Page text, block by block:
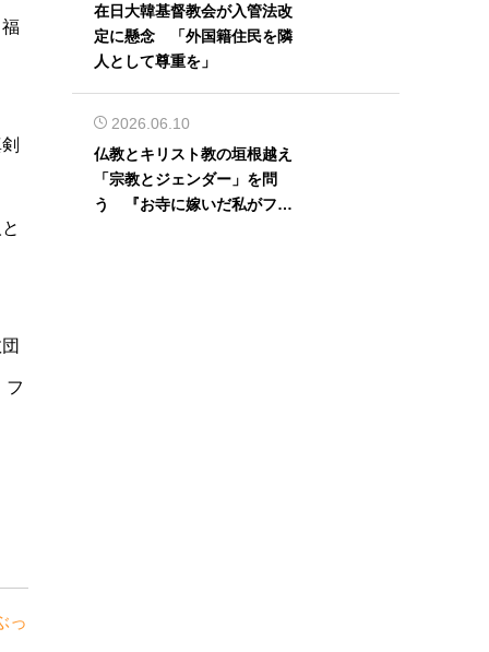
フ
っ
在日大韓基督教会が入管法改
定に懸念 「外国籍住民を隣
人として尊重を」
2026.06.10
仏教とキリスト教の垣根越え
「宗教とジェンダー」を問
う 『お寺に嫁いだ私がフェ